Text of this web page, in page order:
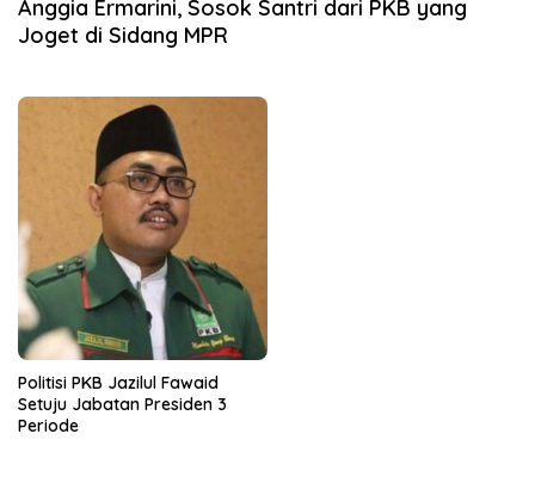
Anggia Ermarini, Sosok Santri dari PKB yang
Joget di Sidang MPR
Politisi PKB Jazilul Fawaid
Setuju Jabatan Presiden 3
Periode